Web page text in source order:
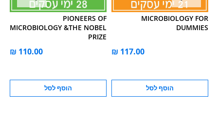
PIONEERS OF
MICROBIOLOGY &THE NOBEL
PRIZE
הוסף לסל
MICROBIOLOGY FOR
DUMMIES
הוסף לסל